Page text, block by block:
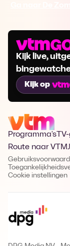
Kijk live,
Kijk op
Programma's
Route naar VTM
Cookie instellingen